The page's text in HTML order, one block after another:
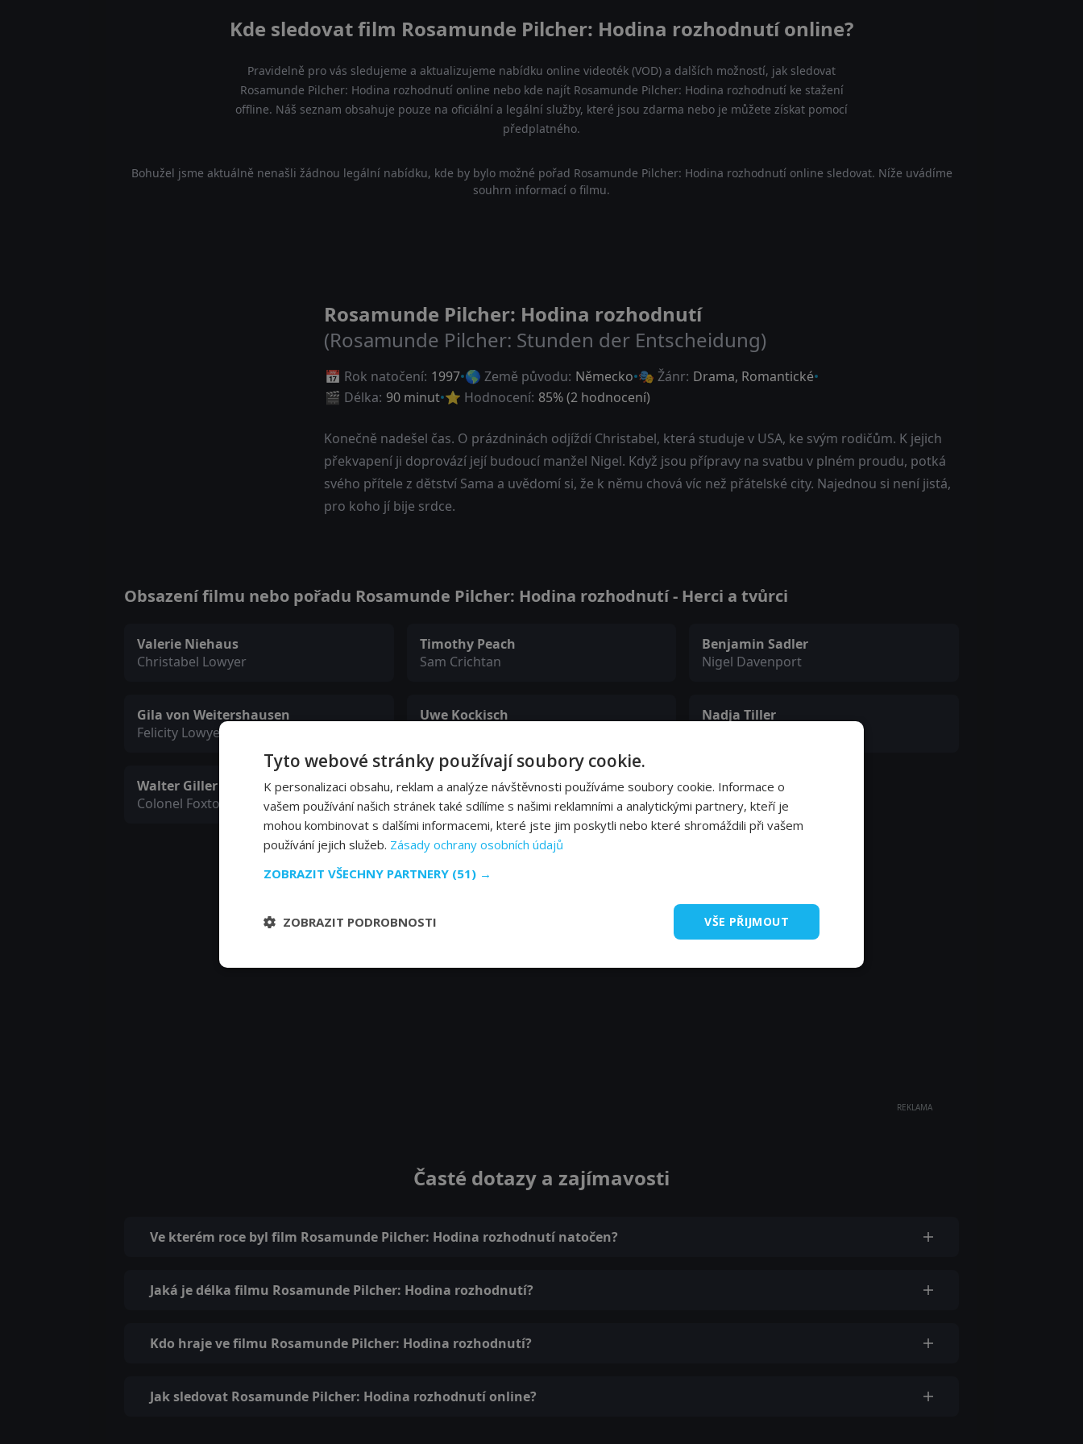
Kde sledovat film Rosamunde Pilcher: Hodina rozhodnutí online?
Pravidelně pro vás sledujeme a aktualizujeme nabídku online videoték (VOD) a dalších možností, jak sledovat
Rosamunde Pilcher: Hodina rozhodnutí online nebo kde najít Rosamunde Pilcher: Hodina rozhodnutí ke stažení
offline. Náš seznam obsahuje pouze na oficiální a legální služby, které jsou zdarma nebo je můžete získat pomocí
předplatného.
Bohužel jsme aktuálně nenašli žádnou legální nabídku, kde by bylo možné pořad Rosamunde Pilcher: Hodina rozhodnutí online sledovat. Níže uvádíme
souhrn informací o filmu.
Rosamunde Pilcher: Hodina rozhodnutí
(Rosamunde Pilcher: Stunden der Entscheidung)
📅 Rok natočení: 1997 🌎 Země původu: Německo 🎭 Žánr: Drama, Romantické
🎬 Délka: 90 minut ⭐ Hodnocení: 85% (2 hodnocení)
Konečně nadešel čas. O prázdninách odjíždí Christabel, která studuje v USA, ke svým rodičům. K jejich
překvapení ji doprovází její budoucí manžel Nigel. Když jsou přípravy na svatbu v plném proudu, potká
svého přítele z dětství Sama a uvědomí si, že k němu chová víc než přátelské city. Najednou si není jistá,
pro koho jí bije srdce.
Obsazení filmu nebo pořadu Rosamunde Pilcher: Hodina rozhodnutí - Herci a tvůrci
Valerie Niehaus
Christabel Lowyer
Timothy Peach
Sam Crichtan
Benjamin Sadler
Nigel Davenport
Gila von Weitershausen
Felicity Lowyer
Uwe Kockisch
Nadja Tiller
Walter Giller
Colonel Foxton
REKLAMA
Časté dotazy a zajímavosti
Ve kterém roce byl film Rosamunde Pilcher: Hodina rozhodnutí natočen?
Jaká je délka filmu Rosamunde Pilcher: Hodina rozhodnutí?
Kdo hraje ve filmu Rosamunde Pilcher: Hodina rozhodnutí?
Jak sledovat Rosamunde Pilcher: Hodina rozhodnutí online?
Tyto webové stránky používají soubory cookie.
K personalizaci obsahu, reklam a analýze návštěvnosti používáme soubory cookie. Informace o
vašem používání našich stránek také sdílíme s našimi reklamními a analytickými partnery, kteří je
mohou kombinovat s dalšími informacemi, které jste jim poskytli nebo které shromáždili při vašem
používání jejich služeb. Zásady ochrany osobních údajů
ZOBRAZIT VŠECHNY PARTNERY (51) →
VŠE PŘIJMOUT
ZOBRAZIT PODROBNOSTI